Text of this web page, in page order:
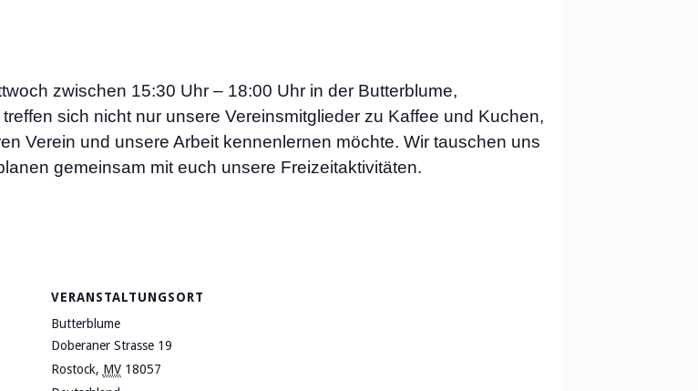
zwischen 15:30 Uhr – 18:00 Uhr in der Butterblume,
sich nicht nur unsere Vereinsmitglieder zu Kaffee und Kuchen,
Verein und unsere Arbeit kennenlernen möchte. Wir tauschen uns
gemeinsam mit euch unsere Freizeitaktivitäten.
VERANSTALTUNGSORT
Butterblume
Doberaner Strasse 19
Rostock, MV 18057